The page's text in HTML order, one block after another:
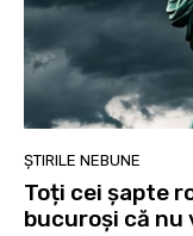
ȘTIRILE NEBUNE
Toți cei șapte
bucuroși că nu